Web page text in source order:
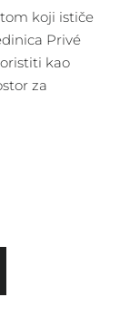
koji ističe
Privé
kao
za